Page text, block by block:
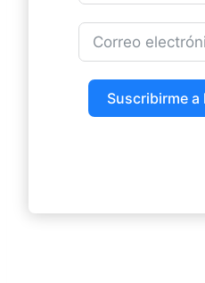
Suscribirme